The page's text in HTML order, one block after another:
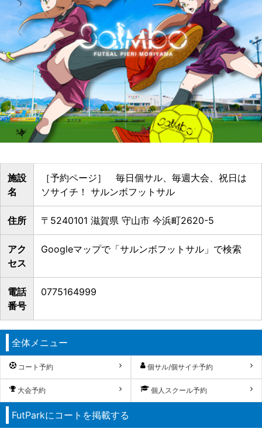
施設
名
［予約ページ］ 毎日個サル、毎週大会、祝日は
ソサイチ！ サルンボフットサル
住所 〒5240101 滋賀県 守山市 今浜町2620-5
アク
セス
Googleマップで「サルンボフットサル」で検索
電話
番号
0775164999
全体メニュー
コート予約 個サル/個サイチ予約
大会予約 個人スクール予約
FutParkにコートを掲載する